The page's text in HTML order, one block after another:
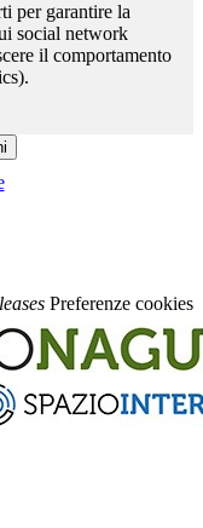
per garantire la
social network
il comportamento
Preferenze cookies